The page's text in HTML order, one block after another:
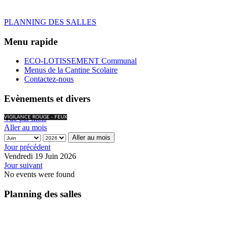
PLANNING DES SALLES
Menu rapide
ECO-LOTISSEMENT Communal
Menus de la Cantine Scolaire
Contactez-nous
Evènements et divers
VIGILANCE ROUGE - FEUX
Vue par mois
Aller au mois
Aller au mois
Jour précédent
Vendredi 19 Juin 2026
Jour suivant
No events were found
Planning des salles